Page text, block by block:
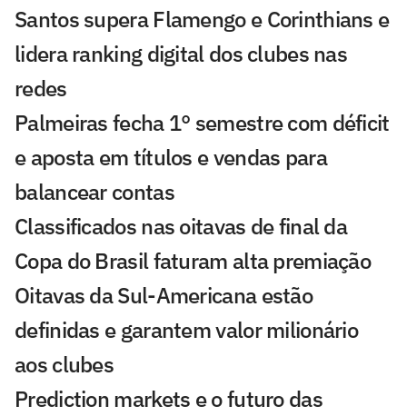
Santos supera Flamengo e Corinthians e
lidera ranking digital dos clubes nas
redes
Palmeiras fecha 1° semestre com déficit
e aposta em títulos e vendas para
balancear contas
Classificados nas oitavas de final da
Copa do Brasil faturam alta premiação
Oitavas da Sul-Americana estão
definidas e garantem valor milionário
aos clubes
Prediction markets e o futuro das